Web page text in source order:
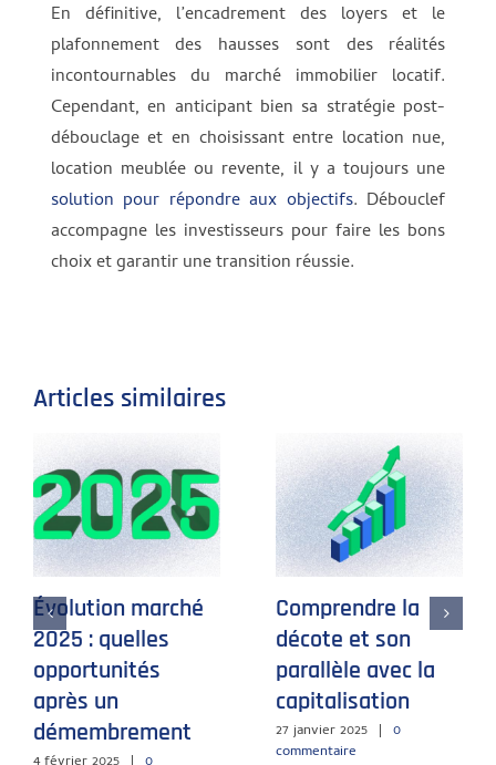
En définitive, l’encadrement des loyers et le
plafonnement des hausses sont des réalités
incontournables du marché immobilier locatif.
Cependant, en anticipant bien sa stratégie post-
débouclage et en choisissant entre location nue,
location meublée ou revente, il y a toujours une
solution pour répondre aux objectifs. Débouclef
accompagne les investisseurs pour faire les bons
choix et garantir une transition réussie.
Articles similaires
Les profils des
investisseurs en
nue-propriété
19 janvier 2025
commentaire
Location après
démembrement :
location nue ou
meublée ?
19 janvier 2025 | 0
commentaire